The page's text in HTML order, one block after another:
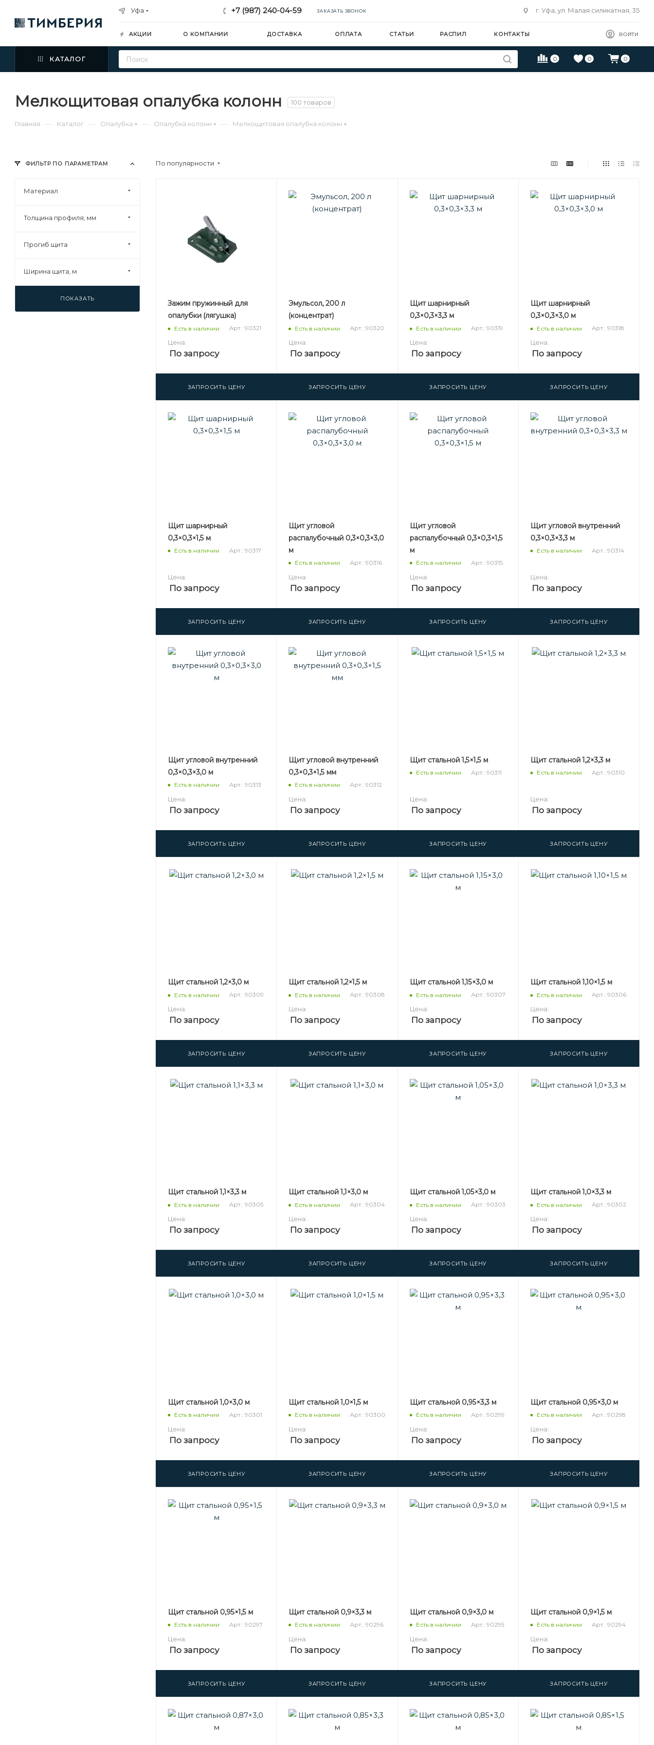
Уфа +7 (987) 240-04-59 ЗАКАЗАТЬ ЗВОНОК г. Уфа, ул. Малая силикатная, 35
ВОЙТИ
АКЦИИ О КОМПАНИИ ДОСТАВКА ОПЛАТА СТАТЬИ РАСПИЛ КОНТАКТЫ
0 0 0
КАТАЛОГ
Мелкощитовая опалубка колонн 100 товаров
Главная — Каталог — Опалубка — Опалубка колонн — Мелкощитовая опалубка колонн
По популярности
Зажим пружинный для
опалубки (лягушка)
Есть в наличии Арт.: 90321
Цена:
По запросу
ЗАПРОСИТЬ ЦЕНУ
Эмульсол, 200 л
(концентрат)
Есть в наличии Арт.: 90320
Цена:
По запросу
ЗАПРОСИТЬ ЦЕНУ
Щит шарнирный
0,3×0,3×3,3 м
Есть в наличии Арт.: 90319
Цена:
По запросу
ЗАПРОСИТЬ ЦЕНУ
Щит шарнирный
0,3×0,3×3,0 м
Есть в наличии Арт.: 90318
Цена:
По запросу
ЗАПРОСИТЬ ЦЕНУ
Щит шарнирный
0,3×0,3×1,5 м
Есть в наличии Арт.: 90317
Цена:
По запросу
ЗАПРОСИТЬ ЦЕНУ
Щит угловой
распалубочный 0,3×0,3×3,0
м
Есть в наличии Арт.: 90316
Цена:
По запросу
ЗАПРОСИТЬ ЦЕНУ
Щит угловой
распалубочный 0,3×0,3×1,5
м
Есть в наличии Арт.: 90315
Цена:
По запросу
ЗАПРОСИТЬ ЦЕНУ
Щит угловой внутренний
0,3×0,3×3,3 м
Есть в наличии Арт.: 90314
Цена:
По запросу
ЗАПРОСИТЬ ЦЕНУ
Щит угловой внутренний
0,3×0,3×3,0 м
Есть в наличии Арт.: 90313
Цена:
По запросу
ЗАПРОСИТЬ ЦЕНУ
Щит угловой внутренний
0,3×0,3×1,5 мм
Есть в наличии Арт.: 90312
Цена:
По запросу
ЗАПРОСИТЬ ЦЕНУ
Щит стальной 1,5×1,5 м
Есть в наличии Арт.: 90311
Цена:
По запросу
ЗАПРОСИТЬ ЦЕНУ
Щит стальной 1,2×3,3 м
Есть в наличии Арт.: 90310
Цена:
По запросу
ЗАПРОСИТЬ ЦЕНУ
Щит стальной 1,2×3,0 м
Есть в наличии Арт.: 90309
Цена:
По запросу
ЗАПРОСИТЬ ЦЕНУ
Щит стальной 1,2×1,5 м
Есть в наличии Арт.: 90308
Цена:
По запросу
ЗАПРОСИТЬ ЦЕНУ
Щит стальной 1,15×3,0 м
Есть в наличии Арт.: 90307
Цена:
По запросу
ЗАПРОСИТЬ ЦЕНУ
Щит стальной 1,10×1,5 м
Есть в наличии Арт.: 90306
Цена:
По запросу
ЗАПРОСИТЬ ЦЕНУ
Щит стальной 1,1×3,3 м
Есть в наличии Арт.: 90305
Цена:
По запросу
ЗАПРОСИТЬ ЦЕНУ
Щит стальной 1,1×3,0 м
Есть в наличии Арт.: 90304
Цена:
По запросу
ЗАПРОСИТЬ ЦЕНУ
Щит стальной 1,05×3,0 м
Есть в наличии Арт.: 90303
Цена:
По запросу
ЗАПРОСИТЬ ЦЕНУ
Щит стальной 1,0×3,3 м
Есть в наличии Арт.: 90302
Цена:
По запросу
ЗАПРОСИТЬ ЦЕНУ
Щит стальной 1,0×3,0 м
Есть в наличии Арт.: 90301
Цена:
По запросу
ЗАПРОСИТЬ ЦЕНУ
Щит стальной 1,0×1,5 м
Есть в наличии Арт.: 90300
Цена:
По запросу
ЗАПРОСИТЬ ЦЕНУ
Щит стальной 0,95×3,3 м
Есть в наличии Арт.: 90299
Цена:
По запросу
ЗАПРОСИТЬ ЦЕНУ
Щит стальной 0,95×3,0 м
Есть в наличии Арт.: 90298
Цена:
По запросу
ЗАПРОСИТЬ ЦЕНУ
Щит стальной 0,95×1,5 м
Есть в наличии Арт.: 90297
Цена:
По запросу
ЗАПРОСИТЬ ЦЕНУ
Щит стальной 0,9×3,3 м
Есть в наличии Арт.: 90296
Цена:
По запросу
ЗАПРОСИТЬ ЦЕНУ
Щит стальной 0,9×3,0 м
Есть в наличии Арт.: 90295
Цена:
По запросу
ЗАПРОСИТЬ ЦЕНУ
Щит стальной 0,9×1,5 м
Есть в наличии Арт.: 90294
Цена:
По запросу
ЗАПРОСИТЬ ЦЕНУ
ФИЛЬТР ПО ПАРАМЕТРАМ
Материал
Толщина профиля, мм
Прогиб щита
Ширина щита, м
ПОКАЗАТЬ